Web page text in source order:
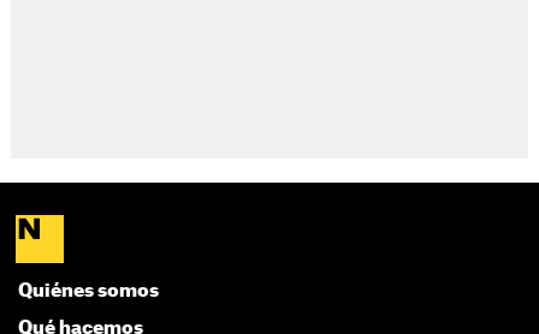
Quiénes somos
Qué hacemos